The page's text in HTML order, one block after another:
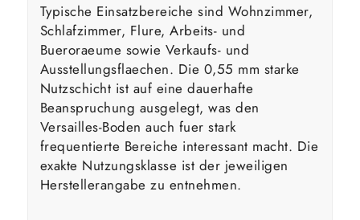
Typische Einsatzbereiche sind Wohnzimmer,
Schlafzimmer, Flure, Arbeits- und
Bueroraeume sowie Verkaufs- und
Ausstellungsflaechen. Die 0,55 mm starke
Nutzschicht ist auf eine dauerhafte
Beanspruchung ausgelegt, was den
Versailles-Boden auch fuer stark
frequentierte Bereiche interessant macht. Die
exakte Nutzungsklasse ist der jeweiligen
Herstellerangabe zu entnehmen.